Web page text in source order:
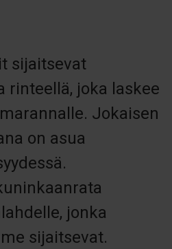
sijaitsevat
rinteellä, joka laskee
Jokaisen
on asua
jonka
sijaitsevat.